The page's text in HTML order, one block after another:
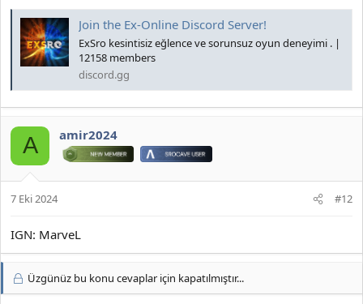
Join the Ex-Online Discord Server!
ExSro kesintisiz eğlence ve sorunsuz oyun deneyimi . |
12158 members
discord.gg
A amir2024
7 Eki 2024 #12
IGN: MarveL
Üzgünüz bu konu cevaplar için kapatılmıştır...